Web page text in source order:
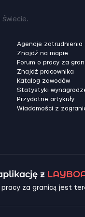
świecie.
Agencje zatrudnienia
Znajdź na mapie
Forum o pracy za
Znajdź pracownika
Katalog zawodów
Statystyki
Przydatne artykuły
Wiadomości z
z
za granicą jest